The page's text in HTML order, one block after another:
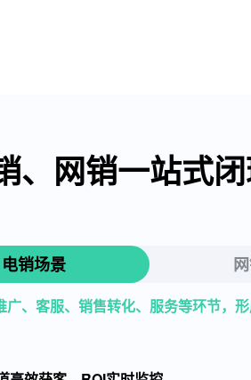
、网销一站式
电销场景
广、客服、销售转化、服务等环节，